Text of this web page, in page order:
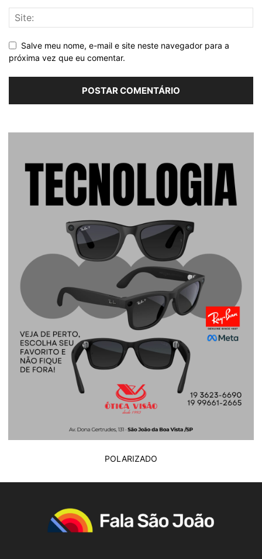
Salve meu nome, e-mail e site neste navegador para a
próxima vez que eu comentar.
POLARIZADO